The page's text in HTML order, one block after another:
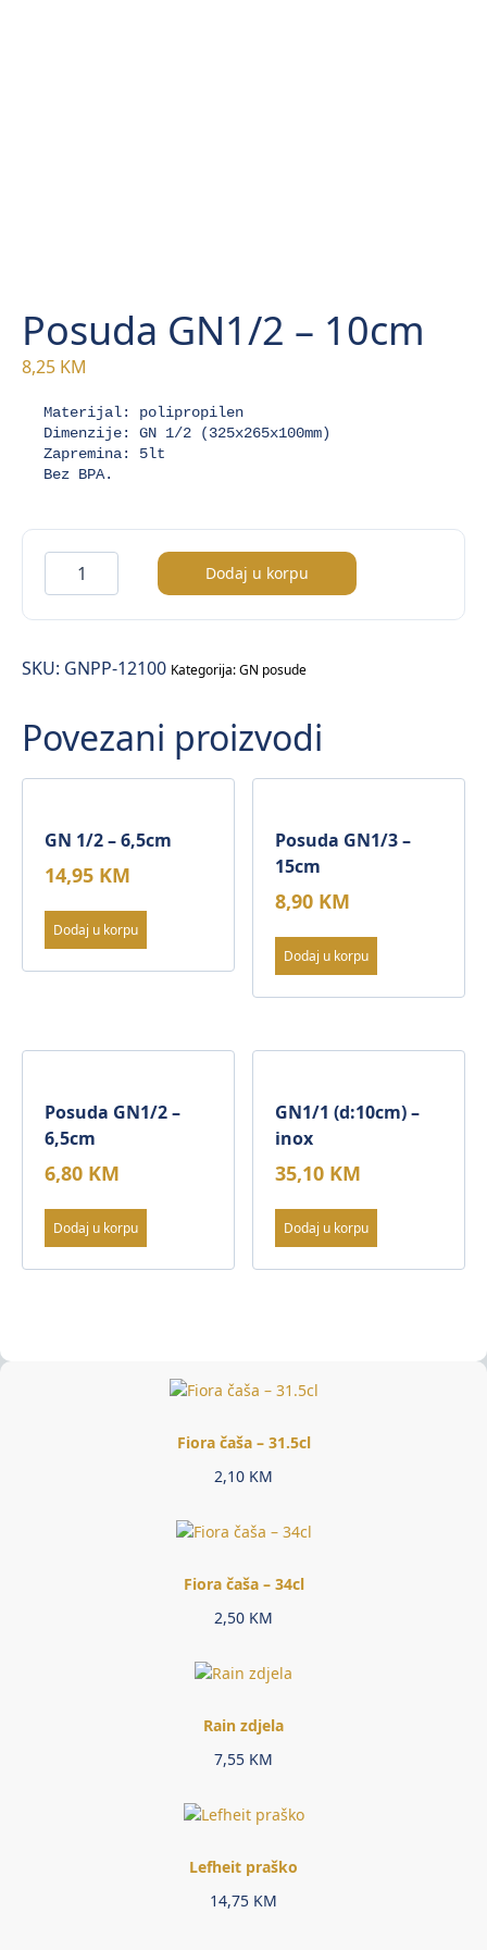
Posuda GN1/2 – 10cm
8,25 KM
Materijal: polipropilen
Dimenzije: GN 1/2 (325x265x100mm)
Zapremina: 5lt
Bez BPA.
Posuda
GN1/2
–
količina
Dodaj u korpu
SKU: GNPP-12100 Kategorija:GN posude
Povezani proizvodi
GN 1/2 – 6,5cm
14,95 KM
Dodaj u korpu
Posuda GN1/3 –
15cm
8,90 KM
Dodaj u korpu
Posuda GN1/2 –
6,5cm
6,80 KM
Dodaj u korpu
GN1/1 (d:10cm) –
inox
35,10 KM
Dodaj u korpu
Fiora čaša – 31.5cl
2,10 KM
Fiora čaša – 34cl
2,50 KM
Rain zdjela
7,55 KM
Lefheit praško
14,75 KM